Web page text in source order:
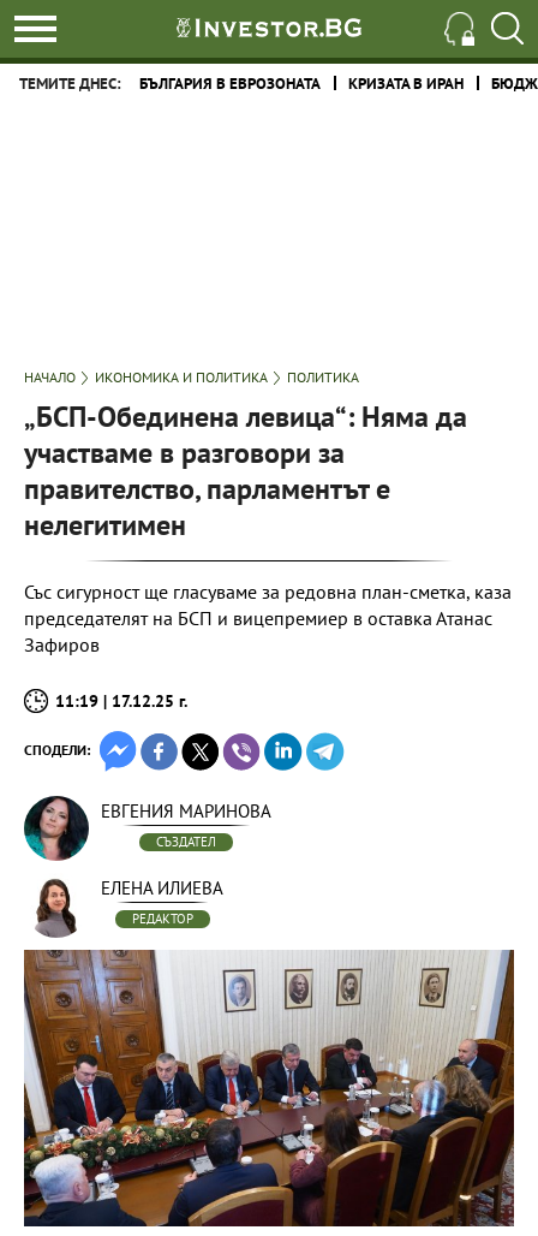
ТЕМИТЕ ДНЕС: БЪЛГАРИЯ В ЕВРОЗОНАТА КРИЗАТА В ИРАН
НАЧАЛО ИКОНОМИКА И ПОЛИТИКА ПОЛИТИКА
„БСП-Обединена левица“: Няма да
участваме в разговори за
правителство, парламентът е
нелегитимен
Със сигурност ще гласуваме за редовна план-сметка, каза
председателят на БСП и вицепремиер в оставка Атанас
Зафиров
11:19 | 17.12.25 г.
СПОДЕЛИ:
ЕВГЕНИЯ МАРИНОВА
СЪЗДАТЕЛ
ЕЛЕНА ИЛИЕВА
РЕДАКТОР